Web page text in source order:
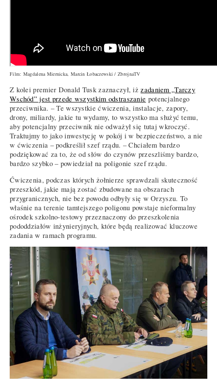
Film: Magdalena Miernicka, Marcin Łobaczewski / ZbrojnaTV
Z kolei premier Donald Tusk zaznaczył, iżzadaniem „Tarczy
Wschód” jest przede wszystkim odstraszanie potencjalnego
przeciwnika. – Te wszystkie ćwiczenia, instalacje, zapory,
drony, miliardy, jakie tu wydamy, to wszystko ma służyć temu,
aby potencjalny przeciwnik nie odważył się tutaj wkroczyć.
Traktujmy to jako inwestycję w pokój i w bezpieczeństwo, a nie
w ćwiczenia – podkreślił szef rządu. – Chciałem bardzo
podziękować za to, że od słów do czynów przeszliśmy bardzo,
bardzo szybko – powiedział na poligonie szef rządu.
Ćwiczenia, podczas których żołnierze sprawdzali skuteczność
przeszkód, jakie mają zostać zbudowane na obszarach
przygranicznych, nie bez powodu odbyły się w Orzyszu. To
właśnie na terenie tamtejszego poligonu powstaje nieformalny
ośrodek szkolno-testowy przeznaczony do przeszkolenia
pododdziałów inżynieryjnych, które będą realizować kluczowe
zadania w ramach programu.